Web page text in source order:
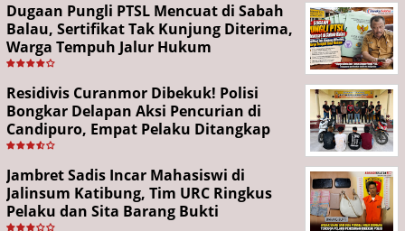
Dugaan Pungli PTSL Mencuat di Sabah
Balau, Sertifikat Tak Kunjung Diterima,
Warga Tempuh Jalur Hukum
Residivis Curanmor Dibekuk! Polisi
Bongkar Delapan Aksi Pencurian di
Candipuro, Empat Pelaku Ditangkap
Jambret Sadis Incar Mahasiswi di
Jalinsum Katibung, Tim URC Ringkus
Pelaku dan Sita Barang Bukti